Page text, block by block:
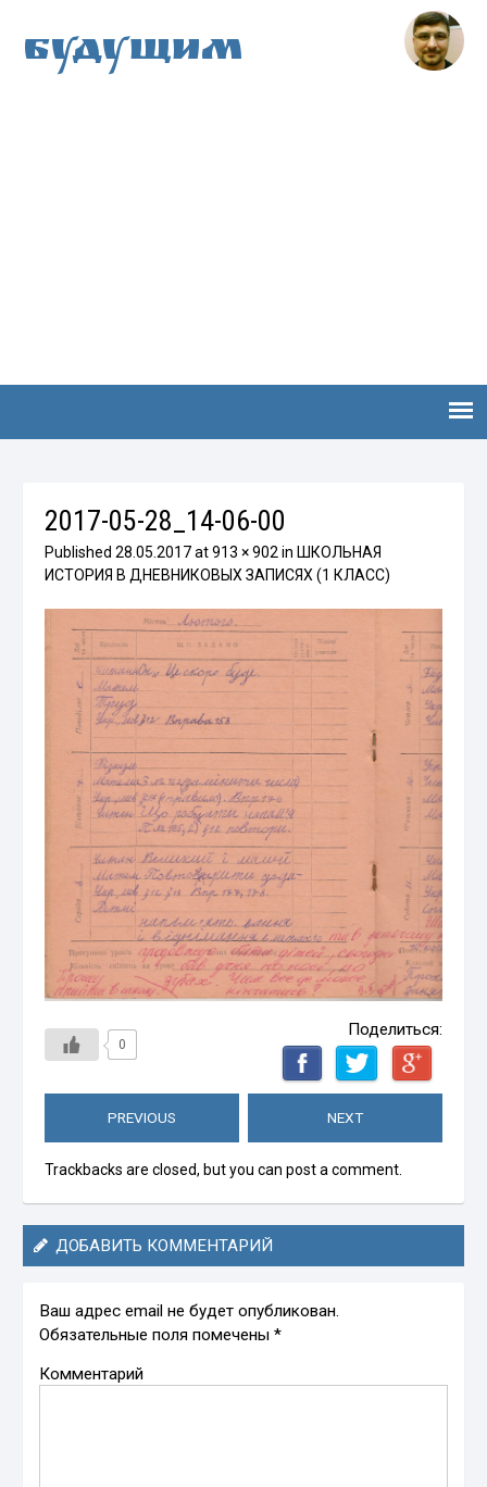
Будущим
2017-05-28_14-06-00
Published28.05.2017at913 × 902 in ШКОЛЬНАЯ
ИСТОРИЯ В ДНЕВНИКОВЫХ ЗАПИСЯХ (1 КЛАСС)
Поделиться:
0
PREVIOUS NEXT
Trackbacks are closed, but you canpost a comment.
ДОБАВИТЬ КОММЕНТАРИЙ
Ваш адрес email не будет опубликован.
Обязательные поля помечены*
Комментарий